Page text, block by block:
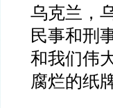
乌克兰，
民事和刑
和我们伟
腐烂的纸